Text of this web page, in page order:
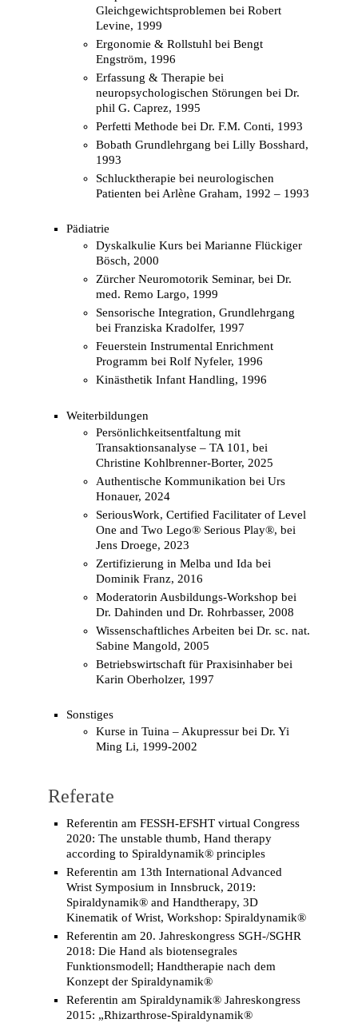
Gleichgewichtsproblemen bei Robert
Levine, 1999
Ergonomie & Rollstuhl bei Bengt
Engström, 1996
Erfassung & Therapie bei
neuropsychologischen Störungen bei Dr.
phil G. Caprez, 1995
Perfetti Methode bei Dr. F.M. Conti, 1993
Bobath Grundlehrgang bei Lilly Bosshard,
1993
Schlucktherapie bei neurologischen
Patienten bei Arlène Graham, 1992 – 1993
Pädiatrie
Dyskalkulie Kurs bei Marianne Flückiger
Bösch, 2000
Zürcher Neuromotorik Seminar, bei Dr.
med. Remo Largo, 1999
Sensorische Integration, Grundlehrgang
bei Franziska Kradolfer, 1997
Feuerstein Instrumental Enrichment
Programm bei Rolf Nyfeler, 1996
Kinästhetik Infant Handling, 1996
Weiterbildungen
Persönlichkeitsentfaltung mit
Transaktionsanalyse – TA 101, bei
Christine Kohlbrenner-Borter, 2025
Authentische Kommunikation bei Urs
Honauer, 2024
SeriousWork, Certified Facilitater of Level
One and Two Lego® Serious Play®, bei
Jens Droege, 2023
Zertifizierung in Melba und Ida bei
Dominik Franz, 2016
Moderatorin Ausbildungs-Workshop bei
Dr. Dahinden und Dr. Rohrbasser, 2008
Wissenschaftliches Arbeiten bei Dr. sc. nat.
Sabine Mangold, 2005
Betriebswirtschaft für Praxisinhaber bei
Karin Oberholzer, 1997
Sonstiges
Kurse in Tuina – Akupressur bei Dr. Yi
Ming Li, 1999-2002
Referate
Referentin am FESSH-EFSHT virtual Congress
2020: The unstable thumb, Hand therapy
according to Spiraldynamik® principles
Referentin am 13th International Advanced
Wrist Symposium in Innsbruck, 2019:
Spiraldynamik® and Handtherapy, 3D
Kinematik of Wrist, Workshop: Spiraldynamik®
Referentin am 20. Jahreskongress SGH-/SGHR
2018: Die Hand als biotensegrales
Funktionsmodell; Handtherapie nach dem
Konzept der Spiraldynamik®
Referentin am Spiraldynamik® Jahreskongress
2015: „Rhizarthrose-Spiraldynamik®